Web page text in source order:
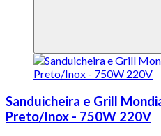
Sanduicheira e Grill
Preto/Inox - 750W 220V